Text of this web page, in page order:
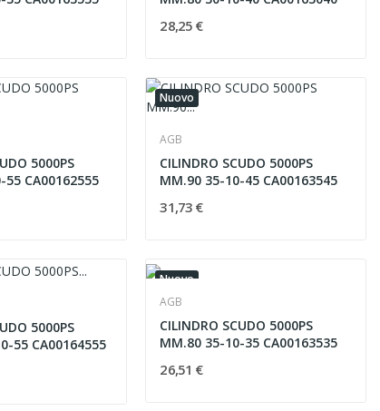
28,25 €
5000PS
CA00162555
Nuovo
AGB
CILINDRO SCUDO 5000PS
MM.90 35-10-45 CA00163545
31,73 €
5000PS
55 CA00164555
Nuovo
AGB
CILINDRO SCUDO 5000PS
MM.80 35-10-35 CA00163535
26,51 €